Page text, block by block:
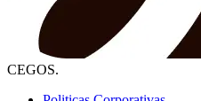
CEGOS.